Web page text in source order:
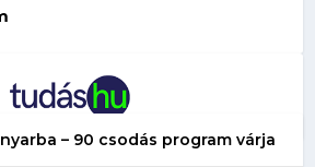
– 90 csodás program várja